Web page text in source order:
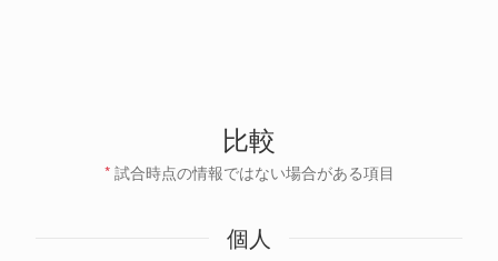
比較
* 試合時点の情報ではない場合がある項目
個人